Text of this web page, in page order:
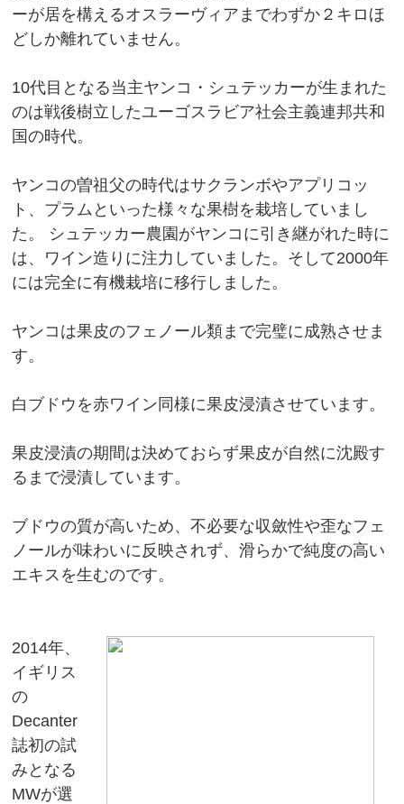
ーが居を構えるオスラーヴィアまでわずか２キロほ
どしか離れていません。
10代目となる当主ヤンコ・シュテッカーが生まれた
のは戦後樹立したユーゴスラビア社会主義連邦共和
国の時代。
ヤンコの曽祖父の時代はサクランボやアプリコッ
ト、プラムといった様々な果樹を栽培していまし
た。 シュテッカー農園がヤンコに引き継がれた時に
は、ワイン造りに注力していました。そして2000年
には完全に有機栽培に移行しました。
ヤンコは果皮のフェノール類まで完璧に成熟させま
す。
白ブドウを赤ワイン同様に果皮浸漬させています。
果皮浸漬の期間は決めておらず果皮が自然に沈殿す
るまで浸漬しています。
ブドウの質が高いため、不必要な収斂性や歪なフェ
ノールが味わいに反映されず、滑らかで純度の高い
エキスを生むのです。
2014年、
イギリス
の
Decanter
誌初の試
みとなる
MWが選